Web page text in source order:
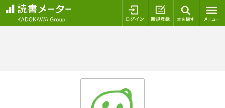
ログイン 新規登録